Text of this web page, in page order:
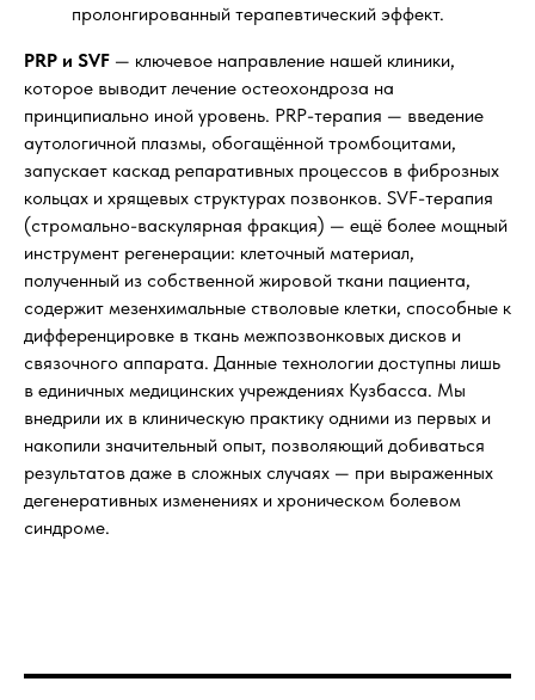
пролонгированный терапевтический эффект.
PRP и SVF — ключевое направление нашей клиники,
которое выводит лечение остеохондроза на
принципиально иной уровень. PRP-терапия — введение
аутологичной плазмы, обогащённой тромбоцитами,
запускает каскад репаративных процессов в фиброзных
кольцах и хрящевых структурах позвонков. SVF-терапия
(стромально-васкулярная фракция) — ещё более мощный
инструмент регенерации: клеточный материал,
полученный из собственной жировой ткани пациента,
содержит мезенхимальные стволовые клетки, способные к
дифференцировке в ткань межпозвонковых дисков и
связочного аппарата. Данные технологии доступны лишь
в единичных медицинских учреждениях Кузбасса. Мы
внедрили их в клиническую практику одними из первых и
накопили значительный опыт, позволяющий добиваться
результатов даже в сложных случаях — при выраженных
дегенеративных изменениях и хроническом болевом
синдроме.